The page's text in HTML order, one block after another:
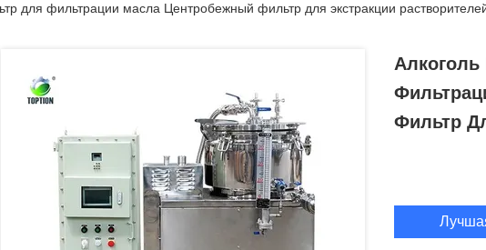
для фильтрации масла Центробежный фильтр для экстракции
Фильтр